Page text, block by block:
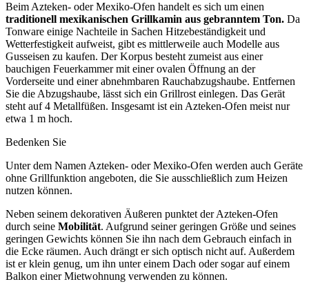
Beim Azteken- oder Mexiko-Ofen handelt es sich um einen
traditionell mexikanischen Grillkamin aus gebranntem Ton. Da
Tonware einige Nachteile in Sachen Hitzebeständigkeit und
Wetterfestigkeit aufweist, gibt es mittlerweile auch Modelle aus
Gusseisen zu kaufen. Der Korpus besteht zumeist aus einer
bauchigen Feuerkammer mit einer ovalen Öffnung an der
Vorderseite und einer abnehmbaren Rauchabzugshaube. Entfernen
Sie die Abzugshaube, lässt sich ein Grillrost einlegen. Das Gerät
steht auf 4 Metallfüßen. Insgesamt ist ein Azteken-Ofen meist nur
etwa 1 m hoch.
Bedenken Sie
Unter dem Namen Azteken- oder Mexiko-Ofen werden auch Geräte
ohne Grillfunktion angeboten, die Sie ausschließlich zum Heizen
nutzen können.
Neben seinem dekorativen Äußeren punktet der Azteken-Ofen
durch seine Mobilität. Aufgrund seiner geringen Größe und seines
geringen Gewichts können Sie ihn nach dem Gebrauch einfach in
die Ecke räumen. Auch drängt er sich optisch nicht auf. Außerdem
ist er klein genug, um ihn unter einem Dach oder sogar auf einem
Balkon einer Mietwohnung verwenden zu können.